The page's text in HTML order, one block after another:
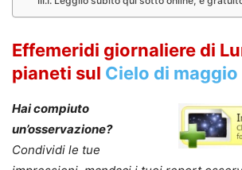
Effemeridi giornaliere di
pianeti sul Cielo di maggio
Hai compiuto
un’osservazione?
Condividi le tue